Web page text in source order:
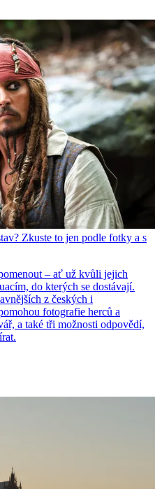
Zkuste to jen podle fotky a s
– ať už kvůli jejich
do kterých se dostávají.
z českých i
fotografie herců a
a také tři možnosti odpovědí,